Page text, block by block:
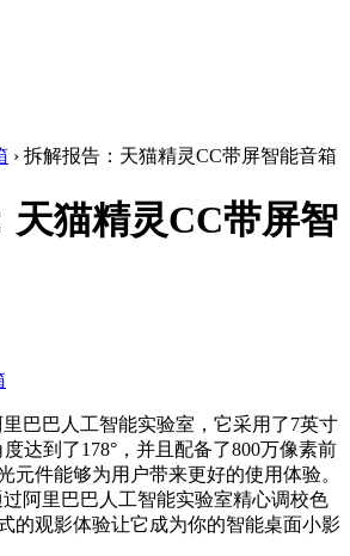
› 拆解报告：天猫精灵CC带屏智能音箱
天猫精灵CC带屏智
巴巴人工智能实验室，它采用了7英寸
达到了178°，并且配备了800万像素前
元件能够为用户带来更好的使用体验。
阿里巴巴人工智能实验室精心调校色
的观影体验让它成为你的智能桌面小影